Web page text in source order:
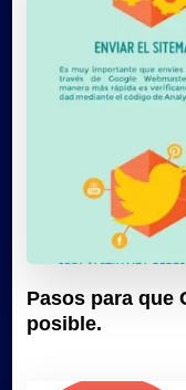
Pasos para que
posible.